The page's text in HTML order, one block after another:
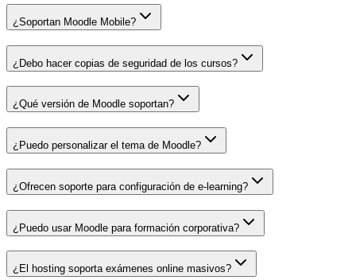
¿Soportan Moodle Mobile?
¿Debo hacer copias de seguridad de los cursos?
¿Qué versión de Moodle soportan?
¿Puedo personalizar el tema de Moodle?
¿Ofrecen soporte para configuración de e-learning?
¿Puedo usar Moodle para formación corporativa?
¿El hosting soporta exámenes online masivos?